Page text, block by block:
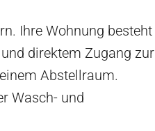
Ihre Wohnung besteht
direktem Zugang zur
Abstellraum.
Wasch- und